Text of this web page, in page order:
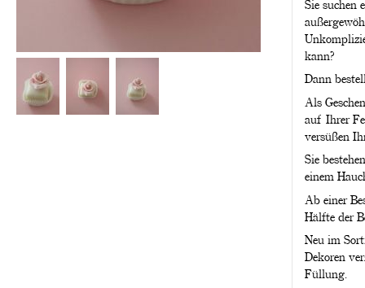
Sie suchen
kann?
Dann
Als
auf Ihrer
versüßen
Sie
einem
Ab einer
Hälfte der
Neu im
Dekoren
Füllung.